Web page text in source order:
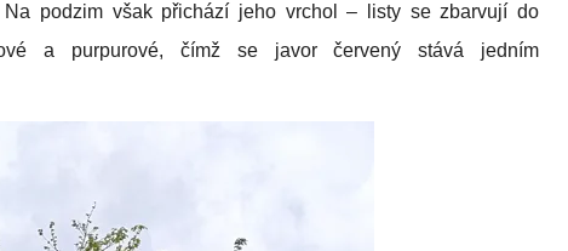
podzim však přichází jeho vrchol – listy se zbarvují do
a purpurové, čímž se javor červený stává jedním